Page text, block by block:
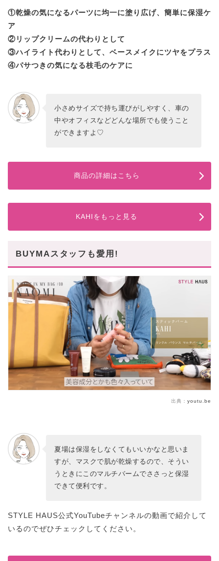
①乾燥の気になるパーツに均一に塗り広げ、簡単に保湿ケ
ア
②リップクリームの代わりとして
③ハイライト代わりとして、ベースメイクにツヤをプラス
④パサつきの気になる枝毛のケアに
小さめサイズで持ち運びがしやすく、車の
中やオフィスなどどんな場所でも使うこと
ができますよ♡
商品の詳細はこちら
KAHIをもっと見る
BUYMAスタッフも愛用!
出典： youtu.be
夏場は保湿をしなくてもいいかなと思いま
すが、マスクで肌が乾燥するので、そうい
うときにこのマルチバームでささっと保湿
できて便利です。
STYLE HAUS公式YouTubeチャンネルの動画で紹介して
いるのでぜひチェックしてください。